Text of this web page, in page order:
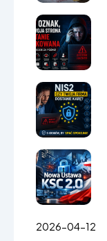
2026-04-12